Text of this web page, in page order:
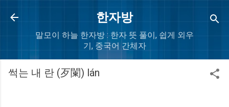
Skip to main content
한자방
말모이 하늘 한자방 : 한자 뜻 풀이, 쉽게 외우
기, 중국어 간체자
썩는 내 란 (歹闌) lán